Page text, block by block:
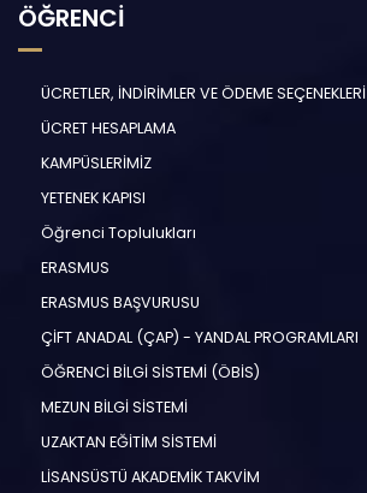
ÖĞRENCİ
ÜCRETLER, İNDİRİMLER VE ÖDEME SEÇENEKLERİ
ÜCRET HESAPLAMA
KAMPÜSLERİMİZ
YETENEK KAPISI
Öğrenci Toplulukları
ERASMUS
ERASMUS BAŞVURUSU
ÇİFT ANADAL (ÇAP) - YANDAL PROGRAMLARI
ÖĞRENCİ BİLGİ SİSTEMİ (ÖBİS)
MEZUN BİLGİ SİSTEMİ
UZAKTAN EĞİTİM SİSTEMİ
LİSANSÜSTÜ AKADEMİK TAKVİM